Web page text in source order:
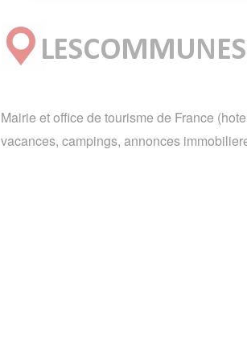
Mairie et office de tourisme de France
vacances, campings, annonces